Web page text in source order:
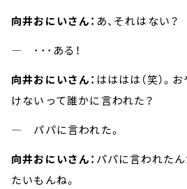
向井おにいさん： あ、それはない？
― ･･･ある！
向井おにいさん： はははは（笑）。
けないって誰かに言われた？
― パパに言われた。
向井おにいさん： パパに言われたん
たいもんね。